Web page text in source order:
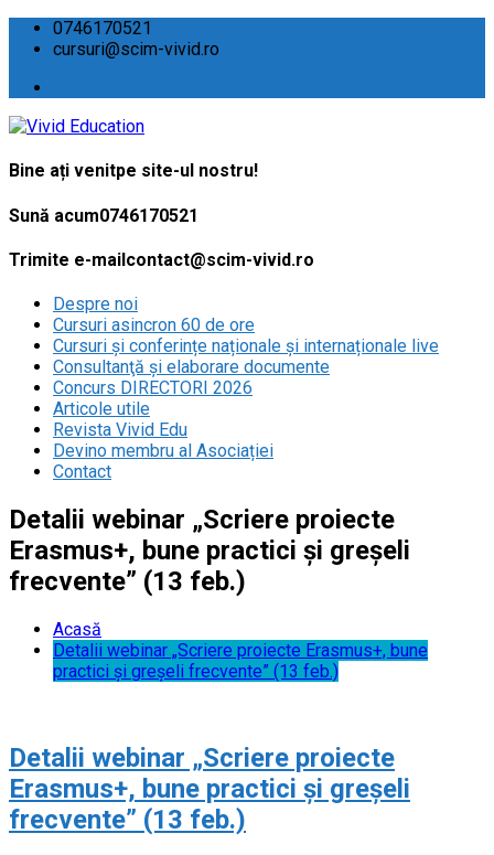
0746170521
cursuri@scim-vivid.ro
Bine ați venitpe site-ul nostru!
Sună acum0746170521
Trimite e-mailcontact@scim-vivid.ro
Despre noi
Cursuri asincron 60 de ore
Cursuri și conferințe naționale și internaționale live
Consultanţă și elaborare documente
Concurs DIRECTORI 2026
Articole utile
Revista Vivid Edu
Devino membru al Asociației
Contact
Detalii webinar „Scriere proiecte
Erasmus+, bune practici și greșeli
frecvente” (13 feb.)
Acasă
Detalii webinar „Scriere proiecte Erasmus+, bune
practici și greșeli frecvente” (13 feb.)
Detalii webinar „Scriere proiecte
Erasmus+, bune practici și greșeli
frecvente” (13 feb.)